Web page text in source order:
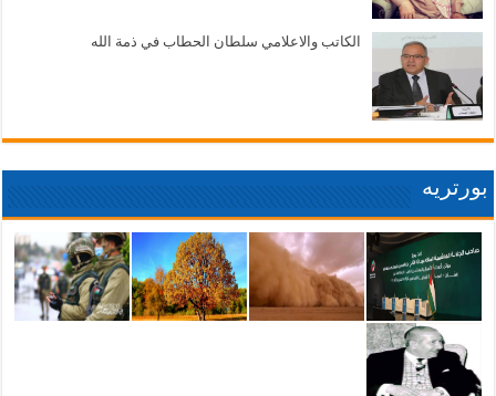
الكاتب والاعلامي سلطان الحطاب في ذمة الله
بورتريه